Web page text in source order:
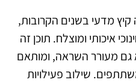
מדעי בשנים הקרובות,
איכותי ומוצלח. תוכן זה
גם מעורר השראה, ומותאם
שילוב פעילויות